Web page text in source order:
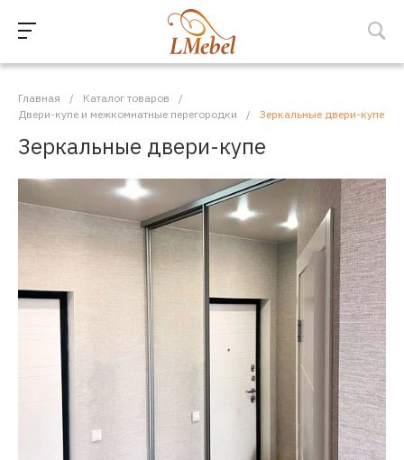
Главная / Каталог товаров
/
Двери-купе и межкомнатные перегородки
/ Зеркальные двери-купе
Зеркальные двери-купе